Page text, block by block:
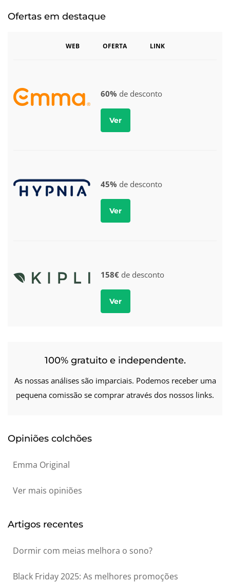
Ofertas em destaque
WEB OFERTA LINK
60% de desconto
Ver
45% de desconto
Ver
158€ de desconto
Ver
100% gratuito e independente.
As nossas análises são imparciais. Podemos receber uma
pequena comissão se comprar através dos nossos links.
Opiniões colchões
Emma Original
Ver mais opiniões
Artigos recentes
Dormir com meias melhora o sono?
Black Friday 2025: As melhores promoções